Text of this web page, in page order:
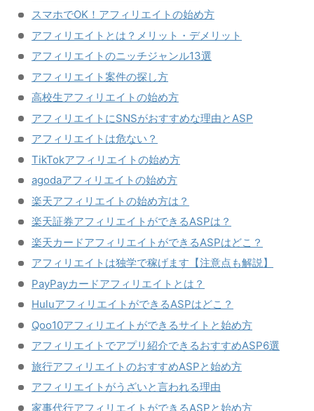
スマホでOK！アフィリエイトの始め方
アフィリエイトとは？メリット・デメリット
アフィリエイトのニッチジャンル13選
アフィリエイト案件の探し方
高校生アフィリエイトの始め方
アフィリエイトにSNSがおすすめな理由とASP
アフィリエイトは危ない？
TikTokアフィリエイトの始め方
agodaアフィリエイトの始め方
楽天アフィリエイトの始め方は？
楽天証券アフィリエイトができるASPは？
楽天カードアフィリエイトができるASPはどこ？
アフィリエイトは独学で稼げます【注意点も解説】
PayPayカードアフィリエイトとは？
HuluアフィリエイトができるASPはどこ？
Qoo10アフィリエイトができるサイトと始め方
アフィリエイトでアプリ紹介できるおすすめASP6選
旅行アフィリエイトのおすすめASPと始め方
アフィリエイトがうざいと言われる理由
家事代行アフィリエイトができるASPと始め方